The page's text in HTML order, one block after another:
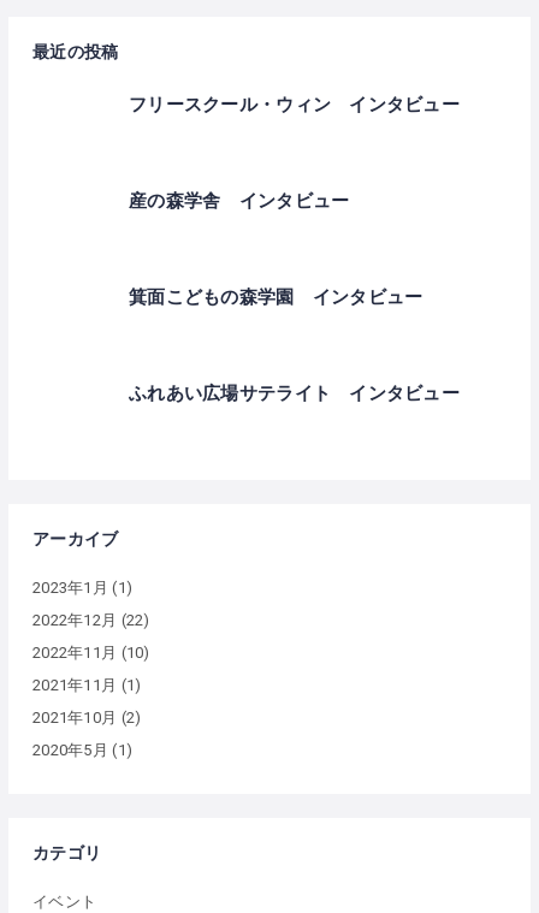
最近の投稿
フリースクール・ウィン インタビュー
産の森学舎 インタビュー
箕面こどもの森学園 インタビュー
ふれあい広場サテライト インタビュー
アーカイブ
2023年1月 (1)
2022年12月 (22)
2022年11月 (10)
2021年11月 (1)
2021年10月 (2)
2020年5月 (1)
カテゴリ
イベント